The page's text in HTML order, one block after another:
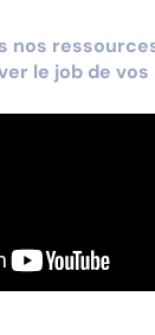
nos
le job de vos